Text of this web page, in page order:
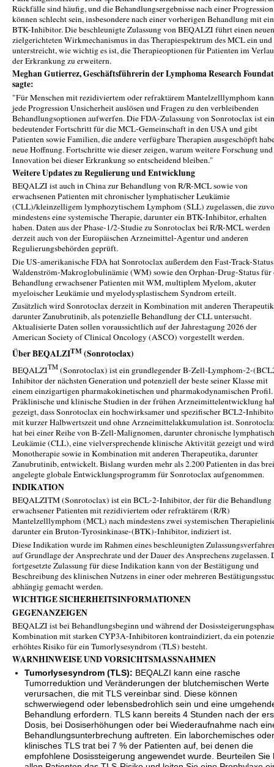
Rückfälle sind häufig, und die Behandlungsergebnisse nach einer Progression
können schlecht sein, insbesondere nach einer vorherigen Behandlung mit
BTK-Inhibitor. Die beschleunigte Zulassung von BEQALZI führt einen neuen
zielgerichteten Wirkmechanismus in das Therapiespektrum des MCL ein und
unterstreicht, wie wichtig es ist, die Therapieoptionen für Patienten im
der Erkrankung zu erweitern.
Meghan Gutierrez, Geschäftsführerin der Lymphoma Research
sagte:
"Für Menschen mit rezidiviertem oder refraktärem Mantelzelllymphom kann
jede Progression Unsicherheit auslösen und Fragen zu den verbleibenden
Behandlungsoptionen aufwerfen. Die FDA-Zulassung von Sonrotoclax ist ein
bedeutender Fortschritt für die MCL-Gemeinschaft in den USA und gibt
Patienten sowie Familien, die andere verfügbare Therapien ausgeschöpft
neue Hoffnung. Fortschritte wie dieser zeigen, warum weitere Forschung und
Innovation bei dieser Erkrankung so entscheidend bleiben."
Weitere Updates zu Regulierung und Entwicklung
BEQALZI ist auch in China zur Behandlung von R/R-MCL sowie von
erwachsenen Patienten mit chronischer lymphatischer Leukämie
(CLL)/kleinzelligem lymphozytischem Lymphom (SLL) zugelassen, die
mindestens eine systemische Therapie, darunter ein BTK-Inhibitor, erhalten
haben. Daten aus der Phase-1/2-Studie zu Sonrotoclax bei R/R-MCL werden
derzeit auch von der Europäischen Arzneimittel-Agentur und anderen
Regulierungsbehörden geprüft.
Die US-amerikanische FDA hat Sonrotoclax außerdem den Fast-Track-
Waldenström-Makroglobulinämie (WM) sowie den Orphan-Drug-Status für
Behandlung erwachsener Patienten mit WM, multiplem Myelom, akuter
myeloischer Leukämie und myelodysplastischem Syndrom erteilt.
Zusätzlich wird Sonrotoclax derzeit in Kombination mit anderen
darunter Zanubrutinib, als potenzielle Behandlung der CLL untersucht.
Aktualisierte Daten sollen voraussichtlich auf der Jahrestagung 2026 der
American Society of Clinical Oncology (ASCO) vorgestellt werden.
Über BEQALZITM(Sonrotoclax)
BEQALZITM (Sonrotoclax) ist ein grundlegender B-Zell-Lymphom-2-
Inhibitor der nächsten Generation und potenziell der beste seiner Klasse mit
einem einzigartigen pharmakokinetischen und pharmakodynamischen Profil.
Präklinische und klinische Studien in der frühen Arzneimittelentwicklung
gezeigt, dass Sonrotoclax ein hochwirksamer und spezifischer BCL2-
mit kurzer Halbwertszeit und ohne Arzneimittelakkumulation ist.
hat bei einer Reihe von B-Zell-Malignomen, darunter chronische
Leukämie (CLL), eine vielversprechende klinische Aktivität gezeigt und
Monotherapie sowie in Kombination mit anderen Therapeutika, darunter
Zanubrutinib, entwickelt. Bislang wurden mehr als 2.200 Patienten in das
angelegte globale Entwicklungsprogramm für Sonrotoclax aufgenommen.
INDIKATION
BEQALZITM (Sonrotoclax) ist ein BCL-2-Inhibitor, der für die Behandlung
erwachsener Patienten mit rezidiviertem oder refraktärem (R/R)
Mantelzelllymphom (MCL) nach mindestens zwei systemischen
darunter ein Bruton-Tyrosinkinase-(BTK)-Inhibitor, indiziert ist.
Diese Indikation wurde im Rahmen eines beschleunigten
auf Grundlage der Ansprechrate und der Dauer des Ansprechens zugelassen.
fortgesetzte Zulassung für diese Indikation kann von der Bestätigung und
Beschreibung des klinischen Nutzens in einer oder mehreren
abhängig gemacht werden.
WICHTIGE SICHERHEITSINFORMATIONEN
GEGENANZEIGEN
BEQALZI ist bei Behandlungsbeginn und während der
Kombination mit starken CYP3A-Inhibitoren kontraindiziert, da ein
erhöhtes Risiko für ein Tumorlysesyndrom (TLS) besteht.
WARNHINWEISE UND VORSICHTSMASSNAHMEN
Tumorlysesyndrom (TLS): BEQALZI kann eine rasche
Tumorreduktion und Veränderungen der blutchemischen Werte
verursachen, die mit TLS vereinbar sind. Diese können
schwerwiegend oder lebensbedrohlich sein und eine
Behandlung erfordern. TLS kann bereits 4 Stunden nach der
Dosis, bei Dosiserhöhungen oder bei Wiederaufnahme nach
Behandlungsunterbrechung auftreten. Ein laborchemisches oder
klinisches TLS trat bei 7 % der Patienten auf, bei denen die
empfohlene Dosissteigerung angewendet wurde. Beurteilen Sie